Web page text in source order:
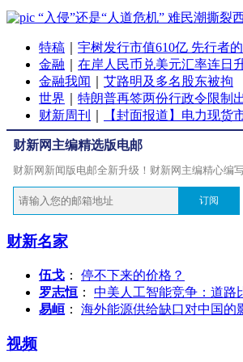
“入侵”还是“人道危机” 难民潮撕裂
特稿
宇树发行市值610亿 先行者
金融
在岸人民币兑美元汇率连日
金融我闻
艾路明及多名股东被拘
世界
特朗普再签两份行政令限制
财新周刊
【封面报道】电力现货
财新网主编精选版电邮
财新网新闻版电邮全新升级！财新网主编精心编
订阅
财新名家
伍戈 ： 停不下来的价格？
罗志恒 ： 中美人工智能竞争：道路
易峘 ： 海外能源供给缺口对中国的
视频